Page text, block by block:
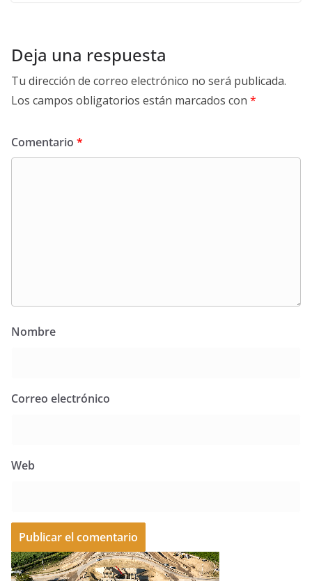
Deja una respuesta
Tu dirección de correo electrónico no será publicada.
Los campos obligatorios están marcados con *
Comentario *
Nombre
Correo electrónico
Web
A